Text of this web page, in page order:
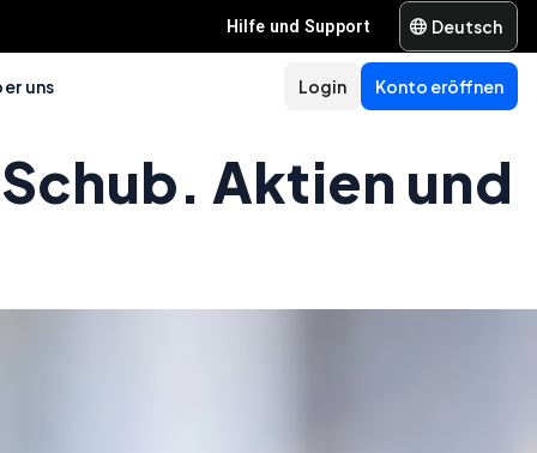
Hilfe und Support Deutsch
uns Konto eröffnen
Login
Aktien und